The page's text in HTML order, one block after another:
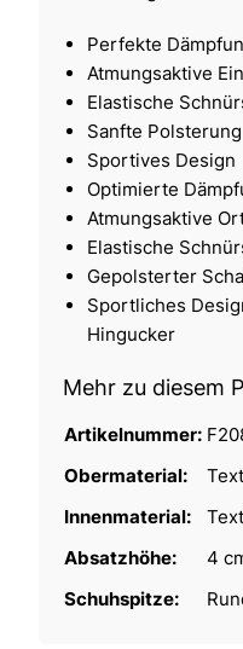
Perfekte
Atmungsaktive
Elastische
Sanfte Polsterung
Sportives Design
Optimierte
Atmungsaktive
Elastische
Gepolsterter
Sportliches
Hingucker
Mehr zu diesem
Artikelnummer:
Obermaterial:
Innenmaterial:
Absatzhöhe:
4
Schuhspitze: